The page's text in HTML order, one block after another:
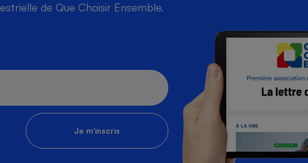
de Que Choisir Ensemble.
Je m'inscris